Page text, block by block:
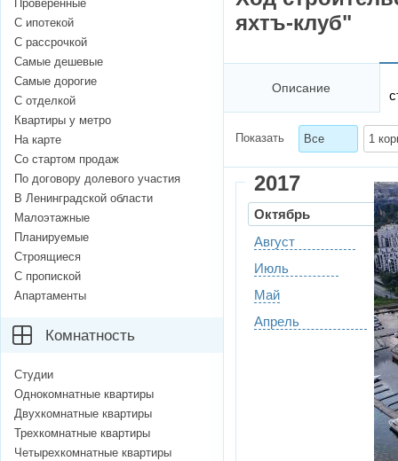
яхтъ-клуб"
Описание
Показать Все 1
2017
Октябрь
Август
Июль
Май
Апрель
Проверенные
С ипотекой
С рассрочкой
Самые дешевые
Самые дорогие
С отделкой
Квартиры у метро
На карте
Со стартом продаж
По договору долевого участия
В Ленинградской области
Малоэтажные
Планируемые
Строящиеся
С пропиской
Апартаменты
Комнатность
Студии
Однокомнатные квартиры
Двухкомнатные квартиры
Трехкомнатные квартиры
Четырехкомнатные квартиры